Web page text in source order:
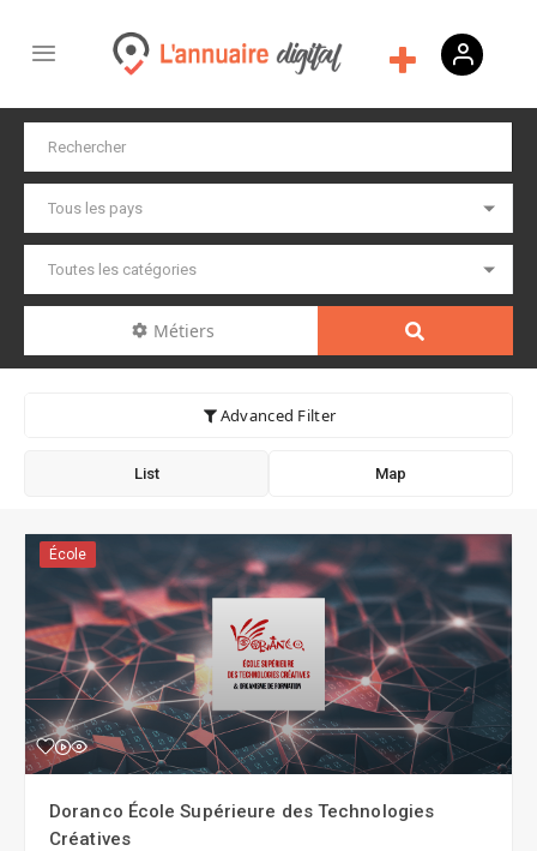
Métiers
Advanced Filter
List Map
École
Doranco École Supérieure des Technologies
Créatives